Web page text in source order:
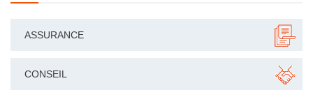
ASSURANCE
CONSEIL